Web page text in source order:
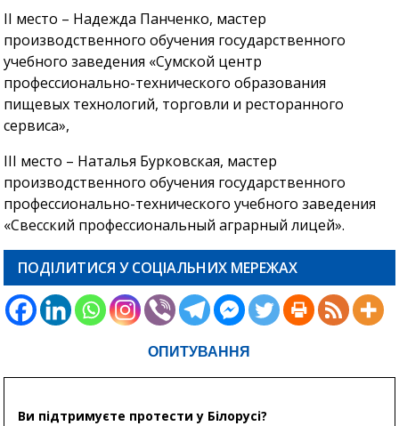
II место – Надежда Панченко, мастер
производственного обучения государственного
учебного заведения «Сумской центр
профессионально-технического образования
пищевых технологий, торговли и ресторанного
сервиса»,
III место – Наталья Бурковская, мастер
производственного обучения государственного
профессионально-технического учебного заведения
«Свесский профессиональный аграрный лицей».
ПОДІЛИТИСЯ У СОЦІАЛЬНИХ МЕРЕЖАХ
ОПИТУВАННЯ
Ви підтримуєте протести у Білорусі?